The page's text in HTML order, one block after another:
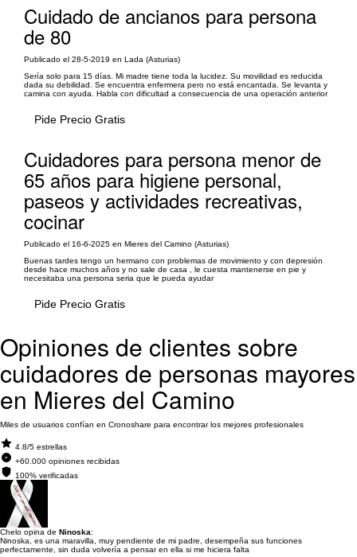
Cuidado de ancianos para persona
de 80
Publicado el 28-5-2019 en Lada (Asturias)
Sería solo para 15 días. Mi madre tiene toda la lucidez. Su movilidad es reducida
dada su debilidad. Se encuentra enfermera pero no está encantada. Se levanta y
camina con ayuda. Habla con dificultad a consecuencia de una operación anterior
Pide Precio Gratis
Cuidadores para persona menor de
65 años para higiene personal,
paseos y actividades recreativas,
cocinar
Publicado el 16-6-2025 en Mieres del Camino (Asturias)
Buenas tardes tengo un hermano con problemas de movimiento y con depresión
desde hace muchos años y no sale de casa , le cuesta mantenerse en pie y
necesitaba una persona seria que le pueda ayudar
Pide Precio Gratis
Opiniones de clientes sobre
cuidadores de personas mayores
en Mieres del Camino
Miles de usuarios confían en Cronoshare para encontrar los mejores profesionales
4.8/5 estrellas
+60.000 opiniones recibidas
100% verificadas
Chelo opina de Ninoska:
Ninoska, es una maravilla, muy pendiente de mi padre, desempeña sus funciones
perfectamente, sin duda volvería a pensar en ella si me hiciera falta